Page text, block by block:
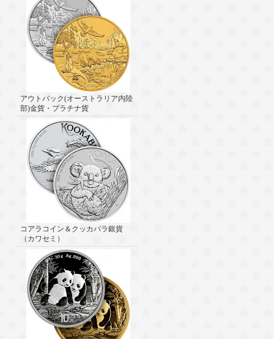
アウトバック(オーストラリア内陸
部)金貨・プラチナ貨
コアラコイン＆クッカバラ銀貨
（カワセミ）